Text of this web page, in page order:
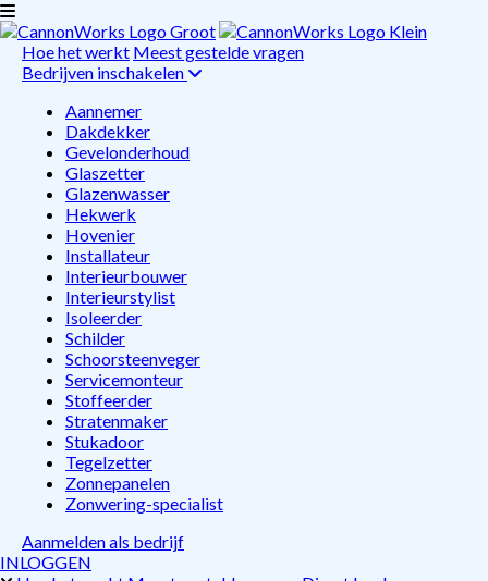
Hoe het werkt Meest gestelde vragen
Bedrijven inschakelen
Aannemer
Dakdekker
Gevelonderhoud
Glaszetter
Glazenwasser
Hekwerk
Hovenier
Installateur
Interieurbouwer
Interieurstylist
Isoleerder
Schilder
Schoorsteenveger
Servicemonteur
Stoffeerder
Stratenmaker
Stukadoor
Tegelzetter
Zonnepanelen
Zonwering-specialist
Aanmelden als bedrijf
INLOGGEN